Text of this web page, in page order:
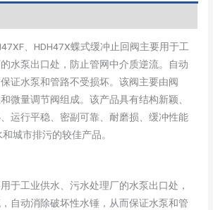
、HDH47X蝶式缓冲止回阀主要用于工
水泵出口处，防止管网中介质逆流。自动
证水泵和管路不受损坏。该阀主要由阀
微量调节阀组成。该产品具有结构新颖、
运行平稳、密副可靠、耐磨损、缓冲性能
城市排污的较佳产品。
于工业供水、污水处理厂的水泵出口处，
自动消除破坏性水锤，从而保证水泵和管